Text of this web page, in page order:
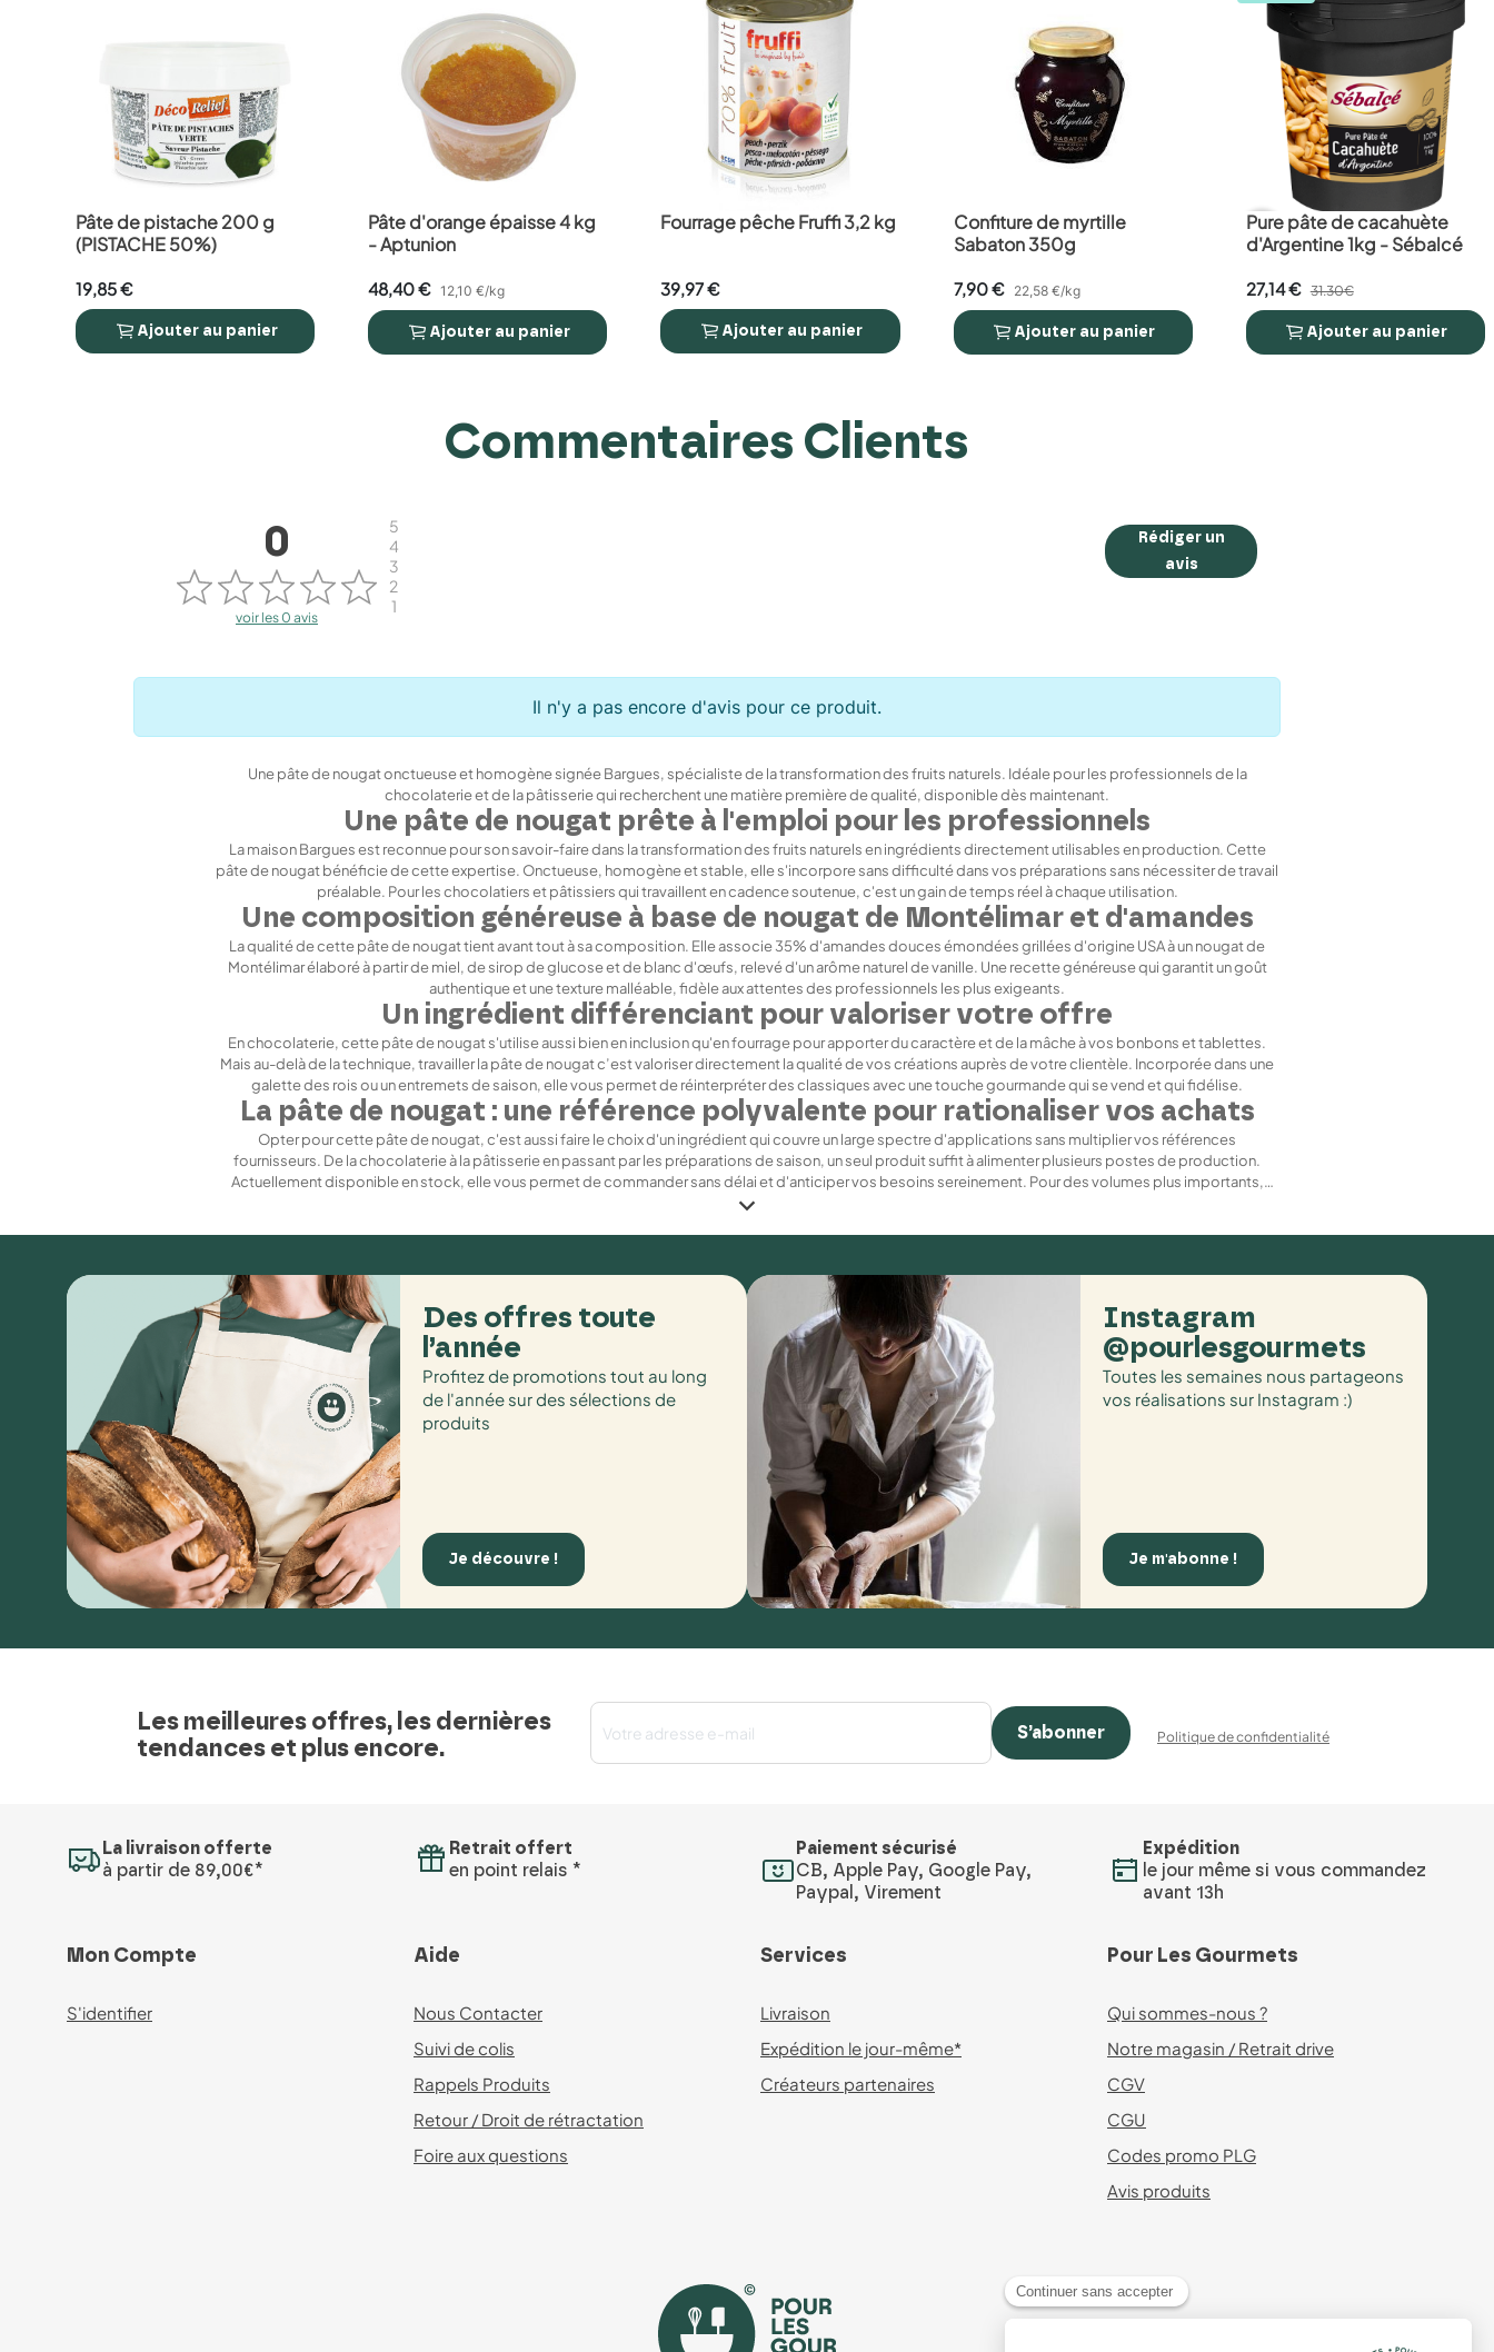
favorite_border
Pâte de pistache 200 g
(PISTACHE 50%)
19,85 €
 
Ajouter au panier
favorite_border
Pâte d'orange épaisse 4 kg
- Aptunion
48,40 € 12,10 €/kg
 
Ajouter au panier
favorite_border
Fourrage pêche Fruffi 3,2 kg
39,97 €
 
Ajouter au panier
favorite_border
Confiture de myrtille
Sabaton 350g
7,90 € 22,58 €/kg
 
Ajouter au panier
favorite_border
Pure pâte de cacahuète
d'Argentine 1kg - Sébalcé
27,14 € 31.30€
 
Ajouter au panier
Commentaires Clients
0
voir les 0 avis
5
4
3
2
1
Rédiger un
avis
Il n'y a pas encore d'avis pour ce produit.
Une pâte de nougat onctueuse et homogène signée Bargues, spécialiste de la transformation des fruits naturels. Idéale pour les professionnels de la
chocolaterie et de la pâtisserie qui recherchent une matière première de qualité, disponible dès maintenant.
Une pâte de nougat prête à l'emploi pour les professionnels
La maison Bargues est reconnue pour son savoir-faire dans la transformation des fruits naturels en ingrédients directement utilisables en production. Cette
pâte de nougat bénéficie de cette expertise. Onctueuse, homogène et stable, elle s'incorpore sans difficulté dans vos préparations sans nécessiter de travail
préalable. Pour les chocolatiers et pâtissiers qui travaillent en cadence soutenue, c'est un gain de temps réel à chaque utilisation.
Une composition généreuse à base de nougat de Montélimar et d'amandes
La qualité de cette pâte de nougat tient avant tout à sa composition. Elle associe 35% d'amandes douces émondées grillées d'origine USA à un nougat de
Montélimar élaboré à partir de miel, de sirop de glucose et de blanc d'œufs, relevé d'un arôme naturel de vanille. Une recette généreuse qui garantit un goût
authentique et une texture malléable, fidèle aux attentes des professionnels les plus exigeants.
Un ingrédient différenciant pour valoriser votre offre
En chocolaterie, cette pâte de nougat s'utilise aussi bien en inclusion qu'en fourrage pour apporter du caractère et de la mâche à vos bonbons et tablettes.
Mais au-delà de la technique, travailler la pâte de nougat c’est valoriser directement la qualité de vos créations auprès de votre clientèle. Incorporée dans une
galette des rois ou un entremets de saison, elle vous permet de réinterpréter des classiques avec une touche gourmande qui se vend et qui fidélise.
La pâte de nougat : une référence polyvalente pour rationaliser vos achats
Opter pour cette pâte de nougat, c'est aussi faire le choix d'un ingrédient qui couvre un large spectre d'applications sans multiplier vos références
fournisseurs. De la chocolaterie à la pâtisserie en passant par les préparations de saison, un seul produit suffit à alimenter plusieurs postes de production.
Actuellement disponible en stock, elle vous permet de commander sans délai et d'anticiper vos besoins sereinement. Pour des volumes plus importants,
n'hésitez pas à nous contacter directement.
Des offres toute
l’année
Profitez de promotions tout au long
de l'année sur des sélections de
produits
Je découvre !
Instagram
@pourlesgourmets
Toutes les semaines nous partageons
vos réalisations sur Instagram :)
Je m'abonne !
Les meilleures offres, les dernières
tendances et plus encore.
S’abonner Politique de confidentialité
La livraison offerte
à partir de 89,00€*
Retrait offert
en point relais *
Paiement sécurisé
CB, Apple Pay, Google Pay,
Paypal, Virement
Expédition
le jour même si vous commandez
avant 13h
Mon Compte
S'identifier
Aide
Nous Contacter
Suivi de colis
Rappels Produits
Retour / Droit de rétractation
Foire aux questions
Services
Livraison
Expédition le jour-même*
Créateurs partenaires
Pour Les Gourmets
Qui sommes-nous ?
Notre magasin / Retrait drive
CGV
CGU
Codes promo PLG
Avis produits